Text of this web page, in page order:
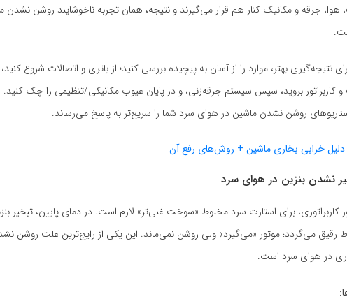
جرقه و مکانیک کنار هم قرار می‌گیرند و نتیجه، همان تجربه ناخوشایند روشن نشدن
نتیجه‌گیری بهتر، موارد را از آسان به پیچیده بررسی کنید؛ از باتری و اتصالات شروع
بروید، سپس سیستم جرقه‌زنی، و در پایان عیوب مکانیکی/تنظیمی را چک کنید.
روشن نشدن ماشین در هوای سرد شما را سریع‌تر به پاسخ می‌رساند.
کاربراتوری، برای استارت سرد مخلوط «سوخت غنی‌تر» لازم است. در دمای پایین، تبخیر
رقیق می‌گردد؛ موتور «می‌گیرد» ولی روشن نمی‌ماند. این یکی از رایج‌ترین علت روشن
در هوای سرد است.